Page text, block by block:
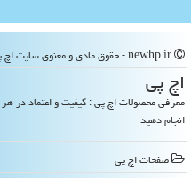
اچ پی
معرفی محصولات اچ پی : کیفیت و اعتماد در هر
انجام دهید
صفحات اچ پی